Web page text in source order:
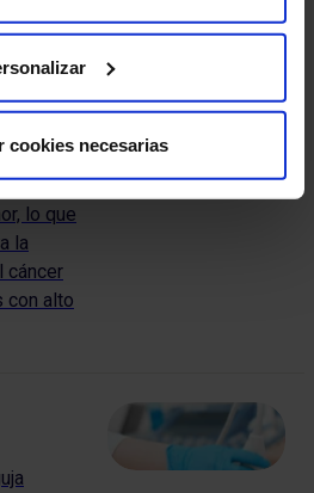
cookies necesarias
es
X
lo que
la
cáncer
con alto